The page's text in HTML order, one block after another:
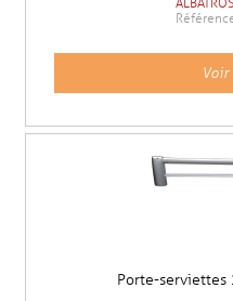
Porte-serviettes